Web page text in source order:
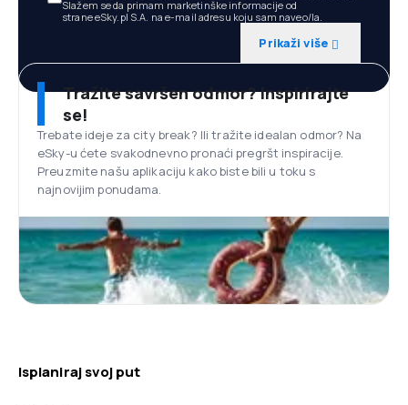
Slažem se da primam marketinške informacije od
strane eSky.pl S.A. na e-mail adresu koju sam naveo/la.
Prikaži više
Tražite savršen odmor? Inspirirajte
se!
Trebate ideje za city break? Ili tražite idealan odmor? Na
eSky-u ćete svakodnevno pronaći pregršt inspiracije.
Preuzmite našu aplikaciju kako biste bili u toku s
najnovijim ponudama.
Isplaniraj svoj put